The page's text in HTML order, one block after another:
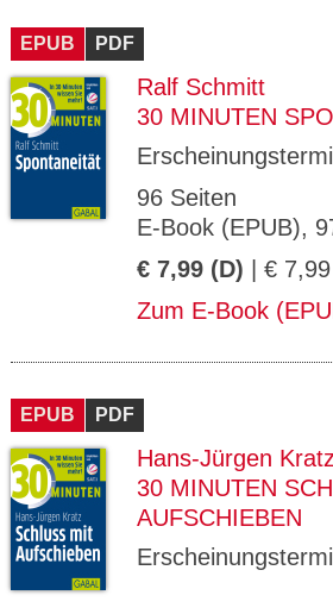
EPUB PDF
Ralf Schmitt
30 MINUTEN
96 Seiten
E-Book (EPUB),
€ 7,99 (D) | €
Zum E-Book
EPUB PDF
Hans-Jürgen Kratz
30 MINUTEN
AUFSCHIEBEN